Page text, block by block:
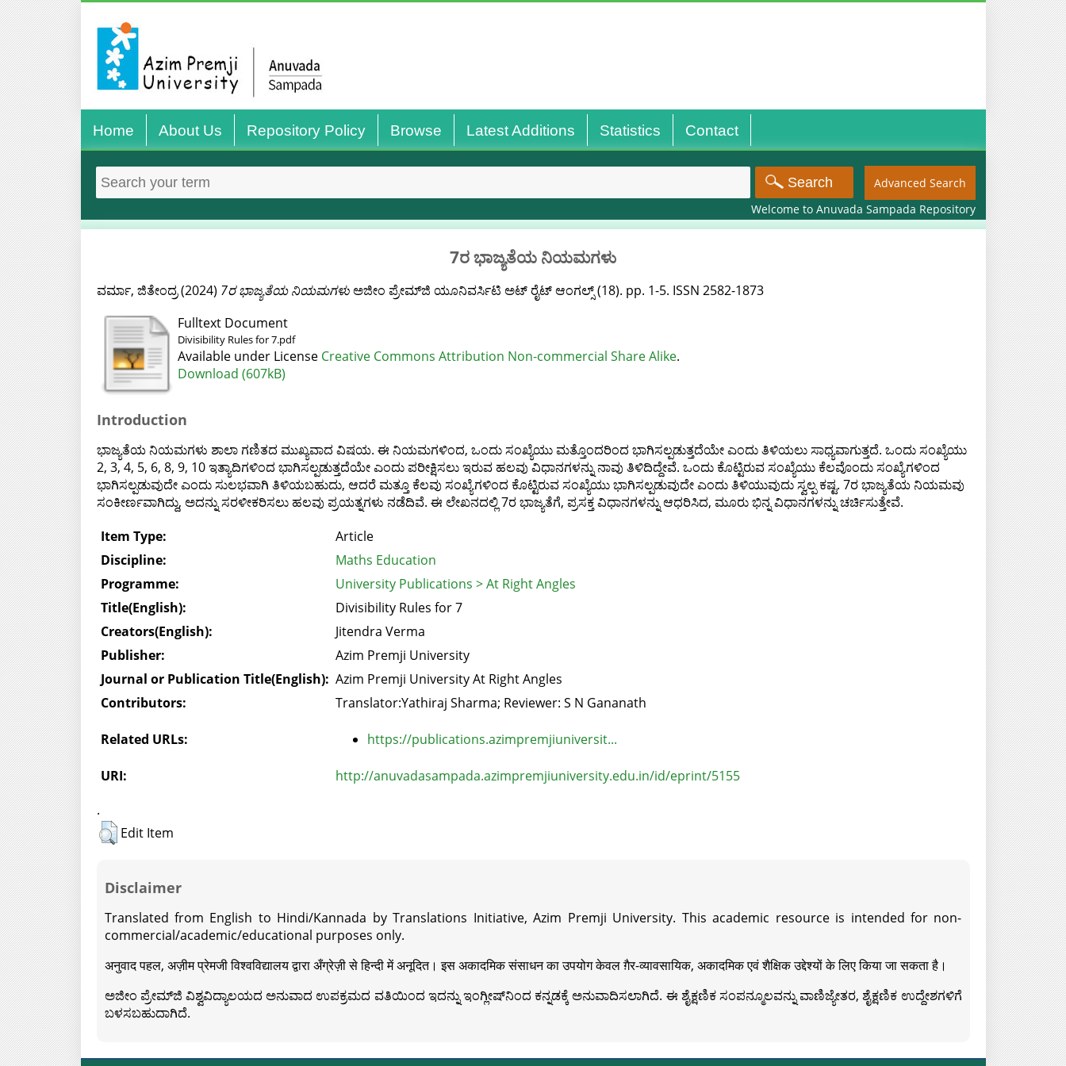
Home About Us Repository Policy Browse Latest Additions Statistics Contact
Advanced Search
Welcome to Anuvada Sampada Repository
7ರ ಭಾಜ್ಯತೆಯ ನಿಯಮಗಳು
ವರ್ಮಾ, ಜಿತೇಂದ್ರ(2024) 7ರ ಭಾಜ್ಯತೆಯ ನಿಯಮಗಳುಅಜೀಂ ಪ್ರೇಮ್‌ಜಿ ಯೂನಿವರ್ಸಿಟಿ ಅಟ್‌ ರೈಟ್‌ ಆಂಗಲ್ಸ್‌ (18). pp. 1-5. ISSN 2582-1873
Fulltext Document
Divisibility Rules for 7.pdf
Available under License Creative Commons Attribution Non-commercial Share Alike.
Download (607kB)
Introduction
ಭಾಜ್ಯತೆಯ ನಿಯಮಗಳು ಶಾಲಾ ಗಣಿತದ ಮುಖ್ಯವಾದ ವಿಷಯ. ಈ ನಿಯಮಗಳಿಂದ, ಒಂದು ಸಂಖ್ಯೆಯು ಮತ್ತೊಂದರಿಂದ ಭಾಗಿಸಲ್ಪಡುತ್ತದೆಯೇ ಎಂದು ತಿಳಿಯಲು ಸಾಧ್ಯವಾಗುತ್ತದೆ. ಒಂದು ಸಂಖ್ಯೆಯು
2, 3, 4, 5, 6, 8, 9, 10 ಇತ್ಯಾದಿಗಳಿಂದ ಭಾಗಿಸಲ್ಪಡುತ್ತದೆಯೇ ಎಂದು ಪರೀಕ್ಷಿಸಲು ಇರುವ ಹಲವು ವಿಧಾನಗಳನ್ನು ನಾವು ತಿಳಿದಿದ್ದೇವೆ. ಒಂದು ಕೊಟ್ಟಿರುವ ಸಂಖ್ಯೆಯು ಕೆಲವೊಂದು ಸಂಖ್ಯೆಗಳಿಂದ
ಭಾಗಿಸಲ್ಪಡುವುದೇ ಎಂದು ಸುಲಭವಾಗಿ ತಿಳಿಯಬಹುದು, ಆದರೆ ಮತ್ತೂ ಕೆಲವು ಸಂಖ್ಯೆಗಳಿಂದ ಕೊಟ್ಟಿರುವ ಸಂಖ್ಯೆಯು ಭಾಗಿಸಲ್ಪಡುವುದೇ ಎಂದು ತಿಳಿಯುವುದು ಸ್ವಲ್ಪ ಕಷ್ಟ. 7ರ ಭಾಜ್ಯತೆಯ ನಿಯಮವು
ಸಂಕೀರ್ಣವಾಗಿದ್ದು, ಅದನ್ನು ಸರಳೀಕರಿಸಲು ಹಲವು ಪ್ರಯತ್ನಗಳು ನಡೆದಿವೆ. ಈ ಲೇಖನದಲ್ಲಿ 7ರ ಭಾಜ್ಯತೆಗೆ, ಪ್ರಸಕ್ತ ವಿಧಾನಗಳನ್ನು ಆಧರಿಸಿದ, ಮೂರು ಭಿನ್ನ ವಿಧಾನಗಳನ್ನು ಚರ್ಚಿಸುತ್ತೇವೆ.
Item Type:
Article
Discipline:
Maths Education
Programme:
University Publications > At Right Angles
Title(English):
Divisibility Rules for 7
Creators(English):
Jitendra Verma
Publisher:
Azim Premji University
Journal or Publication Title(English): Azim Premji University At Right Angles
Contributors:
Translator:Yathiraj Sharma; Reviewer: S N Gananath
Related URLs: https://publications.azimpremjiuniversit...
URI:
http://anuvadasampada.azimpremjiuniversity.edu.in/id/eprint/5155
.
Edit Item
Disclaimer
Translated from English to Hindi/Kannada by Translations Initiative, Azim Premji University. This academic resource is intended for non-
commercial/academic/educational purposes only.
अनुवाद पहल, अज़ीम प्रेमजी विश्वविद्यालय द्वारा अँग्रेज़ी से हिन्दी में अनूदित। इस अकादमिक संसाधन का उपयोग केवल ग़ैर-व्यावसायिक, अकादमिक एवं शैक्षिक उद्देश्यों के लिए किया जा सकता है।
ಅಜೀಂ ಪ್ರೇಮ್‍ಜಿ ವಿಶ್ವವಿದ್ಯಾಲಯದ ಅನುವಾದ ಉಪಕ್ರಮದ ವತಿಯಿಂದ ಇದನ್ನು ಇಂಗ್ಲೀಷ್‍ನಿಂದ ಕನ್ನಡಕ್ಕೆ ಅನುವಾದಿಸಲಾಗಿದೆ. ಈ ಶೈಕ್ಷಣಿಕ ಸಂಪನ್ಮೂಲವನ್ನು ವಾಣಿಜ್ಯೇತರ, ಶೈಕ್ಷಣಿಕ ಉದ್ದೇಶಗಳಿಗೆ
ಬಳಸಬಹುದಾಗಿದೆ.